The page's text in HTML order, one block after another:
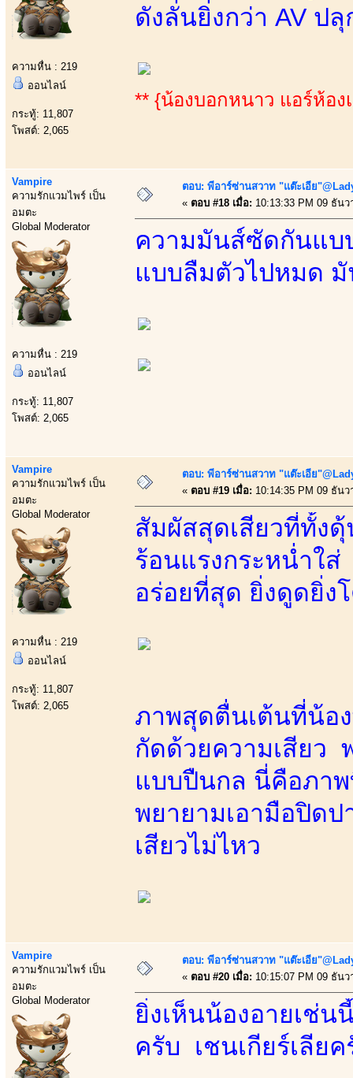
ความหื่น : 219
ออนไลน์
กระทู้: 11,807
โพสต์: 2,065
ดังลั่นยิ่งกว่า AV ป
** {น้องบอกหนาว แอร์ห้อง
Vampire
ความรักแวมไพร์ เป็น
อมตะ
Global Moderator
ความหื่น : 219
ออนไลน์
กระทู้: 11,807
โพสต์: 2,065
ตอบ: พีอาร์ซ่านสวาท "แต๊ะเอีย
« ตอบ #18 เมื่อ: 10:13:33 PM 09 ธัน
ความมันส์ซัดกันแ
แบบลืมตัวไปหมด
Vampire
ความรักแวมไพร์ เป็น
อมตะ
Global Moderator
ความหื่น : 219
ออนไลน์
กระทู้: 11,807
โพสต์: 2,065
ตอบ: พีอาร์ซ่านสวาท "แต๊ะเอีย
« ตอบ #19 เมื่อ: 10:14:35 PM 09 ธัน
สัมผัสสุดเสียวที่ทั้ง
ร้อนแรงกระหน่ำใ
อร่อยที่สุด ยิ่งดูดยิ่ง
ภาพสุดตื่นเต้นที่น้อง
กัดด้วยความเสียว
แบบปืนกล นี่คือภาพ
พยายามเอามือปิดป
เสียวไม่ไหว
Vampire
ความรักแวมไพร์ เป็น
อมตะ
Global Moderator
ตอบ: พีอาร์ซ่านสวาท "แต๊ะเอีย
« ตอบ #20 เมื่อ: 10:15:07 PM 09 ธัน
ยิ่งเห็นน้องอายเช่
ครับ เชนเกียร์เลีย